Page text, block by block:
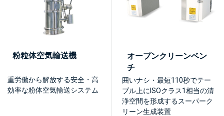
粉粒体空気輸送機
重労働から解放する安全・高
効率な粉体空気輸送システム
オープンクリーンベン
チ
囲いナシ・最短110秒でテー
ブル上にISOクラス1相当の清
浄空間を形成するスーパーク
リーン生成装置